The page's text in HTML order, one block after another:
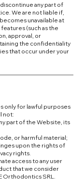
any part of
We are not liable if,
unavailable at
(such as the
approval, or
the confidentiality
that occur under your
only for lawful purposes
not:
part of the Website, its
or harmful material;
upon the rights of
rights.
access to any user
that we consider
Orthodontics SRL.